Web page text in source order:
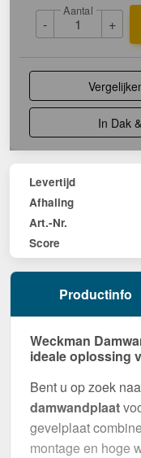
-
Aantal
+
In Dak
Levertijd
Afhaling
Art.-Nr.
Score
Productinfo
Weckman
ideale oplossing
Bent u op zoek
damwandplaat
gevelplaat
montage en hoge